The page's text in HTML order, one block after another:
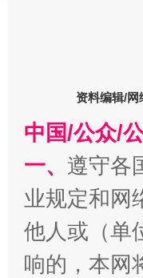
东山县通报“牛蛙
资料编辑/网
中国/公众/
一、 遵守各
业规定和网
他人或（单
响的，本网